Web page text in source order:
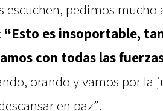
escuchen, pedimos mucho
“Esto es insoportable,
con todas las
orando y vamos por la
en paz”.